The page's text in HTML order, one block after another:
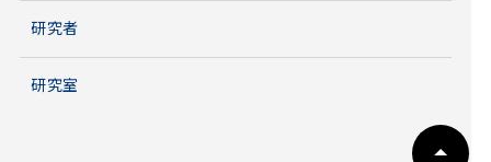
研究者
研究室